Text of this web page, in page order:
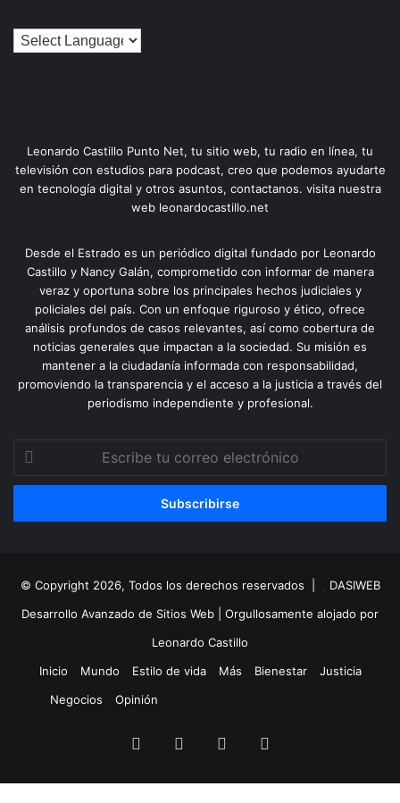
Leonardo Castillo Punto Net, tu sitio web, tu radio en línea, tu
televisión con estudios para podcast, creo que podemos ayudarte
en tecnología digital y otros asuntos, contactanos. visita nuestra
web leonardocastillo.net
Desde el Estrado es un periódico digital fundado por Leonardo
Castillo y Nancy Galán, comprometido con informar de manera
veraz y oportuna sobre los principales hechos judiciales y
policiales del país. Con un enfoque riguroso y ético, ofrece
análisis profundos de casos relevantes, así como cobertura de
noticias generales que impactan a la sociedad. Su misión es
mantener a la ciudadanía informada con responsabilidad,
promoviendo la transparencia y el acceso a la justicia a través del
periodismo independiente y profesional.
correo
© Copyright 2026, Todos los derechos reservados |
DASIWEB
Desarrollo Avanzado de Sitios Web | Orgullosamente alojado por
Leonardo Castillo
Inicio
Mundo Estilo de vida Más Bienestar
Justicia
Negocios
Opinión
Facebook YouTube